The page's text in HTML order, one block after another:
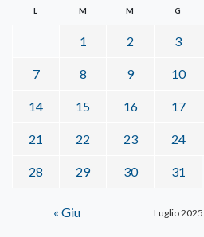
Luglio 2025
L M M G
1 2 3
7 8 9 10
14 15 16 17
21 22 23 24
28 29 30 31
« Giu